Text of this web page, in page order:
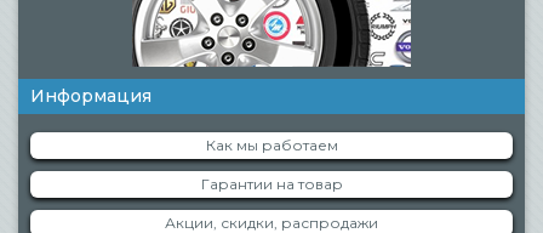
Информация
Как мы работаем
Гарантии на товар
Акции, скидки, распродажи